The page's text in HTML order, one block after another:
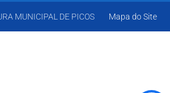
MUNICIPAL DE PICOS Mapa do Site